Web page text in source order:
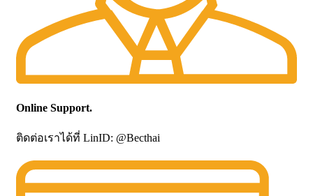
Online Support.
ติดต่อเราได้ที่ LinID: @Becthai